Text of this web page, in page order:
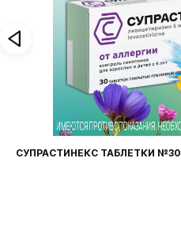
СУПРАСТИНЕКС ТАБЛЕТКИ №30